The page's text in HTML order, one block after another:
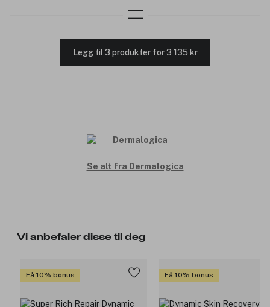
Legg til 3 produkter for 3 135 kr
Se alt fra Dermalogica
Vi anbefaler disse til deg
Få 10% bonus Få 10% bonus